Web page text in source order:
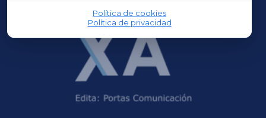
Política de cookies
Política de privacidad